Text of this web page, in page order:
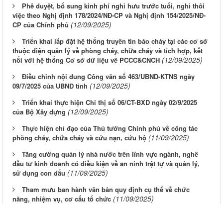
Phê duyệt, bổ sung kinh phí nghỉ hưu trước tuổi, nghỉ thôi
việc theo Nghị định 178/2024/NĐ-CP và Nghị định 154/2025/NĐ-
CP của Chính phủ (12/09/2025)
Triển khai lắp đặt hệ thống truyền tin báo cháy tại các cơ sở
thuộc diện quản lý về phòng cháy, chữa cháy và tích hợp, kết
nối với hệ thống Cơ sở dữ liệu về PCCC&CNCH (12/09/2025)
Điều chỉnh nội dung Công văn số 463/UBND-KTNS ngày
09/7/2025 của UBND tỉnh (12/09/2025)
Triển khai thực hiện Chỉ thị số 06/CT-BXD ngày 02/9/2025
của Bộ Xây dựng (12/09/2025)
Thực hiện chỉ đạo của Thủ tướng Chính phủ về công tác
phòng cháy, chữa cháy và cứu nạn, cứu hộ (11/09/2025)
Tăng cường quản lý nhà nước trên lĩnh vực ngành, nghề
đầu tư kinh doanh có điều kiện về an ninh trật tự và quản lý,
sử dụng con dấu (11/09/2025)
Tham mưu ban hành văn bản quy định cụ thể về chức
năng, nhiệm vụ, cơ cấu tổ chức (11/09/2025)